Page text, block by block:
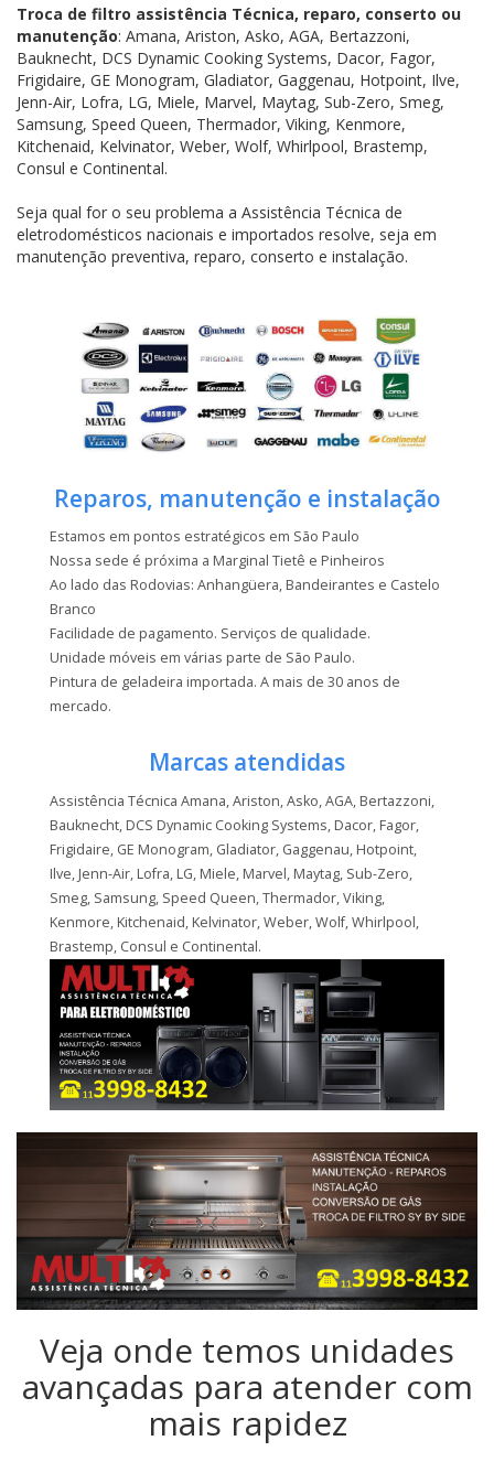
Troca de filtro assistência Técnica, reparo, conserto ou
manutenção: Amana, Ariston, Asko, AGA, Bertazzoni,
Bauknecht, DCS Dynamic Cooking Systems, Dacor, Fagor,
Frigidaire, GE Monogram, Gladiator, Gaggenau, Hotpoint, Ilve,
Jenn-Air, Lofra, LG, Miele, Marvel, Maytag, Sub-Zero, Smeg,
Samsung, Speed Queen, Thermador, Viking, Kenmore,
Kitchenaid, Kelvinator, Weber, Wolf, Whirlpool, Brastemp,
Consul e Continental.
Seja qual for o seu problema a Assistência Técnica de
eletrodomésticos nacionais e importados resolve, seja em
manutenção preventiva, reparo, conserto e instalação.
Reparos, manutenção e instalação
Estamos em pontos estratégicos em São Paulo
Nossa sede é próxima a Marginal Tietê e Pinheiros
Ao lado das Rodovias: Anhangüera, Bandeirantes e Castelo
Branco
Facilidade de pagamento. Serviços de qualidade.
Unidade móveis em várias parte de São Paulo.
Pintura de geladeira importada. A mais de 30 anos de
mercado.
Marcas atendidas
Assistência Técnica Amana, Ariston, Asko, AGA, Bertazzoni,
Bauknecht, DCS Dynamic Cooking Systems, Dacor, Fagor,
Frigidaire, GE Monogram, Gladiator, Gaggenau, Hotpoint,
Ilve, Jenn-Air, Lofra, LG, Miele, Marvel, Maytag, Sub-Zero,
Smeg, Samsung, Speed Queen, Thermador, Viking,
Kenmore, Kitchenaid, Kelvinator, Weber, Wolf, Whirlpool,
Brastemp, Consul e Continental.
Veja onde temos unidades
avançadas para atender com
mais rapidez